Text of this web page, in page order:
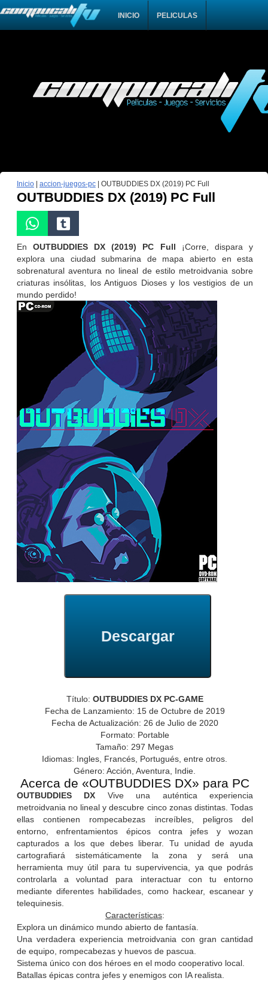
INICIO PELICULAS
Inicio| accion-juegos-pc| OUTBUDDIES DX (2019) PC Full
OUTBUDDIES DX (2019) PC Full
EnOUTBUDDIES DX (2019) PC Full ¡Corre, dispara y
explora una ciudad submarina de mapa abierto en esta
sobrenatural aventura no lineal de estilo metroidvania sobre
criaturas insólitas, los Antiguos Dioses y los vestigios de un
mundo perdido!
Descargar
Título: OUTBUDDIES DX PC-GAME
Fecha de Lanzamiento: 15 de Octubre de 2019
Fecha de Actualización: 26 de Julio de 2020
Formato: Portable
Tamaño: 297 Megas
Idiomas: Ingles, Francés, Portugués, entre otros.
Género: Acción, Aventura, Indie.
Acerca de «OUTBUDDIES DX» para PC
OUTBUDDIES DX Vive una auténtica experiencia
metroidvania no lineal y descubre cinco zonas distintas. Todas
ellas contienen rompecabezas increíbles, peligros del
entorno, enfrentamientos épicos contra jefes y wozan
capturados a los que debes liberar. Tu unidad de ayuda
cartografiará sistemáticamente la zona y será una
herramienta muy útil para tu supervivencia, ya que podrás
controlarla a voluntad para interactuar con tu entorno
mediante diferentes habilidades, como hackear, escanear y
telequinesis.
Características:
Explora un dinámico mundo abierto de fantasía.
Una verdadera experiencia metroidvania con gran cantidad
de equipo, rompecabezas y huevos de pascua.
Sistema único con dos héroes en el modo cooperativo local.
Batallas épicas contra jefes y enemigos con IA realista.